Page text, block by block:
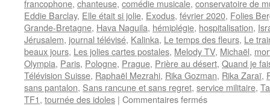
francophone, chanteuse, comédie musicale, conservatoire de
Eddie Barclay, Elle était si jolie, Exodus, février 2020, Folies
Grande-Bretagne, Hava Naguila, hémiplégie, hospitalisation,
Jérusalem, journal télévisé, Kalinka, Le temps des fleurs, Le
beaux jours, Les jolies cartes postales, Melody TV, Michaël,
Olympia, Paris, Pologne, Prague, Prière au désert, Quand je
Télévision Suisse, Raphaël Mezrahi, Rika Gozman, Rika Zaraï,
sans pantalon, Sans rancune et sans regret, service militaire,
TF1, tournée des idoles | Commentaires ferméssur